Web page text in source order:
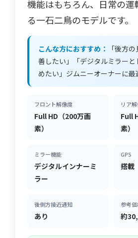
機能はもちろん、日常の運
る一石二鳥のモデルです。
こんな方におすすめ：
「後方
善したい」「デジタルミラーと
めたい」ジムニーオーナーに最
フロント解像度
Full HD（200万画
素）
リア
Full
素）
ミラー機能
デジタルインナーミ
ラー
GPS
搭載
後側方接近通知
あり
参考価
約